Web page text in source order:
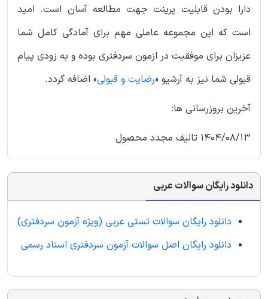
دارا بودن قابلیت پرینت جهت مطالعه آسان است. امید
است که این مجموعه عاملی مهم برای آمادگی کامل شما
عزیزان برای موفقیت در ازمون سردفتری بوده و به زودی پیام
قبولی شما نیز به آرشیو «رضایت و قبولی» اضافه گردد.
آخرین بروزرسانی ها:
1404/08/13 تالیف مجدد محصول
دانلود رایگان سوالات عربی
دانلود رایگان سوالات تستی عربی (ویژه آزمون سردفتری)
دانلود رایگان اصل سوالات آزمون سردفتری اسناد رسمی